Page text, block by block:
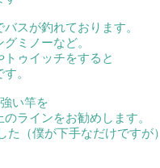
スが釣れております。
ミノーなど。
ゥイッチをすると
。
い竿を
ラインをお勧めします。
（僕が下手なだけですが）